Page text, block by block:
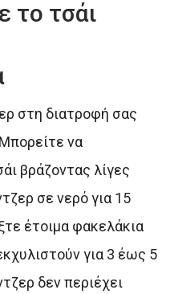
το τσάι
στη διατροφή σας
Μπορείτε να
βράζοντας λίγες
σε νερό για 15
έτοιμα φακελάκια
για 3 έως 5
δεν περιέχει